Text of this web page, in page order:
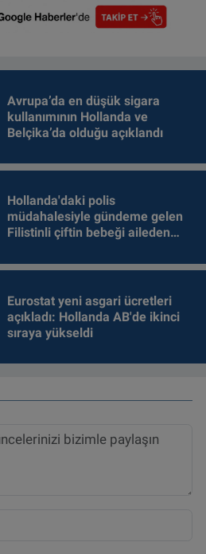
Avrupa’da en düşük sigara
kullanımının Hollanda ve
Belçika’da olduğu açıklandı
Hollanda'daki polis
müdahalesiyle gündeme gelen
Filistinli çiftin bebeği aileden
Eurostat yeni asgari ücretleri
açıkladı: Hollanda AB'de ikinci
sıraya yükseldi